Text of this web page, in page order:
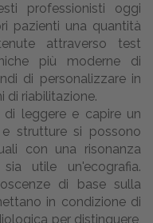
professionisti oggi
pazienti una quantità
attraverso test
più moderne di
di personalizzare in
di riabilitazione.
di leggere e capire un
strutture si possono
con una risonanza
utile un'ecografia.
di base sulla
in condizione di
per distinguere,